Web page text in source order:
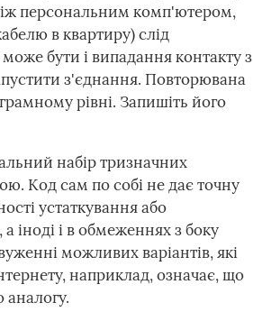
між персональним комп'ютером,
в квартиру) слід
бути і випадання контакту з
з'єднання. Повторювана
рівні. Запишіть його
набір тризначних
Код сам по собі не дає точну
устаткування або
іноді і в обмеженнях з боку
можливих варіантів, які
наприклад, означає, що
аналогу.